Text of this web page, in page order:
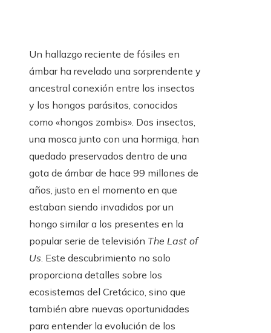
Un hallazgo reciente de fósiles en
ámbar ha revelado una sorprendente y
ancestral conexión entre los insectos
y los hongos parásitos, conocidos
como «hongos zombis». Dos insectos,
una mosca junto con una hormiga, han
quedado preservados dentro de una
gota de ámbar de hace 99 millones de
años, justo en el momento en que
estaban siendo invadidos por un
hongo similar a los presentes en la
popular serie de televisión The Last of
Us. Este descubrimiento no solo
proporciona detalles sobre los
ecosistemas del Cretácico, sino que
también abre nuevas oportunidades
para entender la evolución de los